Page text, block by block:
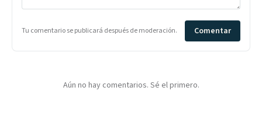
Tu comentario se publicará después de moderación. Comentar
Aún no hay comentarios. Sé el primero.